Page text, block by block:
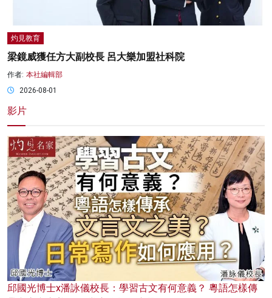
灼見教育
梁鏡威獲任方大副校長 呂大樂加盟社科院
作者: 本社編輯部
2026-08-01
影片
邱國光博士x潘詠儀校長：學習古文有何意義？ 粵語怎樣傳